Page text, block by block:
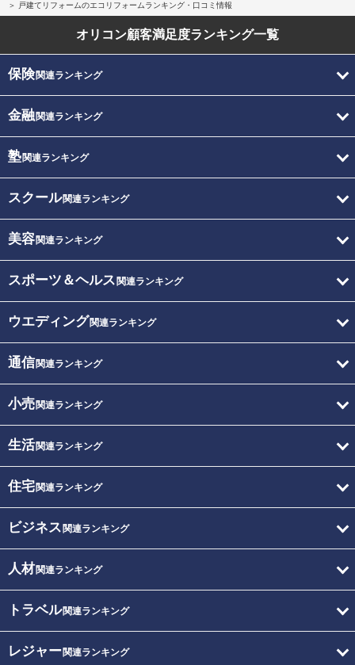
戸建てリフォームのエコリフォームランキング・口コミ情報
オリコン顧客満足度ランキング一覧
保険関連ランキング
金融関連ランキング
塾関連ランキング
スクール関連ランキング
美容関連ランキング
スポーツ＆ヘルス 関連ランキング
ウエディング関連ランキング
通信関連ランキング
小売関連ランキング
生活関連ランキング
住宅関連ランキング
ビジネス 関連ランキング
人材関連ランキング
トラベル関連ランキング
レジャー関連ランキング